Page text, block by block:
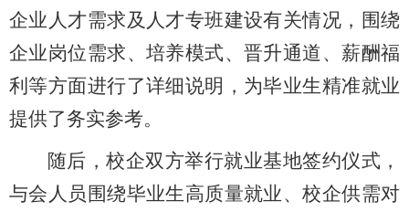
企业人才需求及人才专班建设有关情况，围绕
企业岗位需求、培养模式、晋升通道、薪酬福
利等方面进行了详细说明，为毕业生精准就业
提供了务实参考。
随后，校企双方举行就业基地签约仪式，
与会人员围绕毕业生高质量就业、校企供需对